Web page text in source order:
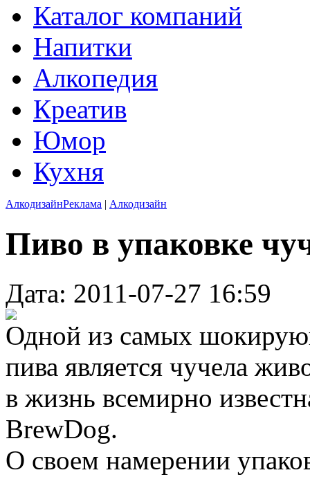
Каталог компаний
Напитки
Алкопедия
Креатив
Юмор
Кухня
АлкодизайнРеклама | Алкодизайн
Пиво в упаковке
Дата: 2011-07-27 16:59
Одной из самых
пива является чучела
в жизнь всемирно
BrewDog.
О своем намерении